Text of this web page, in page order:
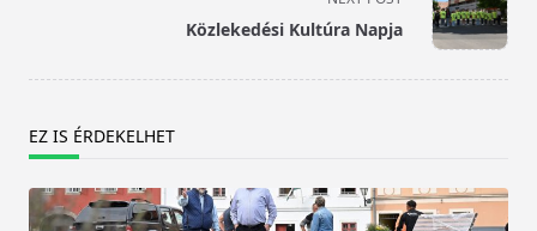
text">Page</span>Közlekedési Kultúra Napja
EZ IS ÉRDEKELHET